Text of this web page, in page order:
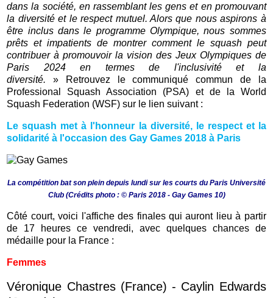
dans la société, en rassemblant les gens et en promouvant
la diversité et le respect mutuel. Alors que nous aspirons à
être inclus dans le programme Olympique, nous sommes
prêts et impatients de montrer comment le squash peut
contribuer à promouvoir la vision des Jeux Olympiques de
Paris 2024 en termes de l'inclusivité et la
diversité.
» Retrouvez le communiqué commun de la
Professional Squash Association (PSA) et de la World
Squash Federation (WSF) sur le lien suivant :
Le squash met à l'honneur la diversité, le respect et la
solidarité à l'occasion des Gay Games 2018 à Paris
La compétition bat son plein depuis lundi sur les courts du Paris Université
Club (Crédits photo : © Paris 2018 - Gay Games 10)
Côté court, voici l'affiche des finales qui auront lieu à partir
de 17 heures ce vendredi, avec quelques chances de
médaille pour la France :
Femmes
Véronique Chastres (France) - Caylin Edwards